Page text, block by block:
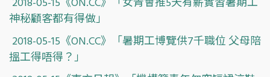
2018-05-15《ON.CC》「女青會推5天有薪實習暑期工
神秘顧客都有得做」
2018-05-15《ON.CC》「暑期工博覽供7千職位 父母陪
搵工得唔得？」